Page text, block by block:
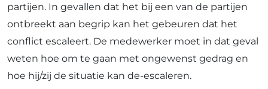
partijen. In gevallen dat het bij een van de partijen
ontbreekt aan begrip kan het gebeuren dat het
conflict escaleert. De medewerker moet in dat geval
weten hoe om te gaan met ongewenst gedrag en
hoe hij/zij de situatie kan de-escaleren.